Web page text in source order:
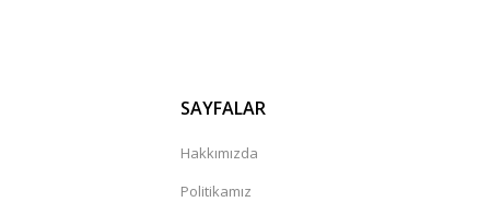
SAYFALAR
Hakkımızda
Politikamız